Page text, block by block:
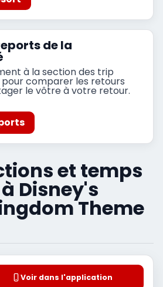
de la
à la section des trip
comparer les retours
le vôtre à votre retour.
et temps
Disney's
Theme
Voir dans l'application